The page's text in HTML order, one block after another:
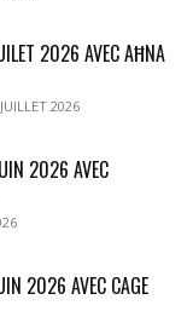
2026 AVEC AĦNA
2026
2026 AVEC
2026 AVEC CAGE